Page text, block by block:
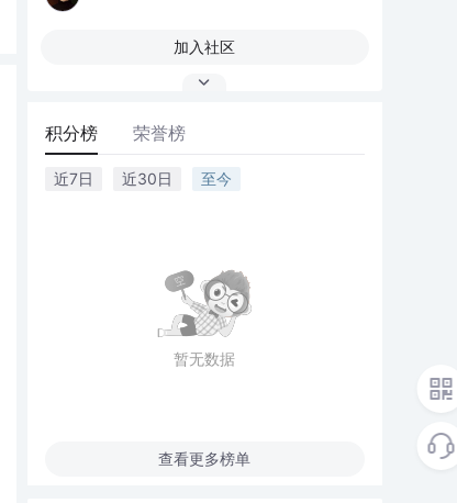
加入社区
积分榜 荣誉榜
近7日 近30日 至今
暂无数据
查看更多榜单